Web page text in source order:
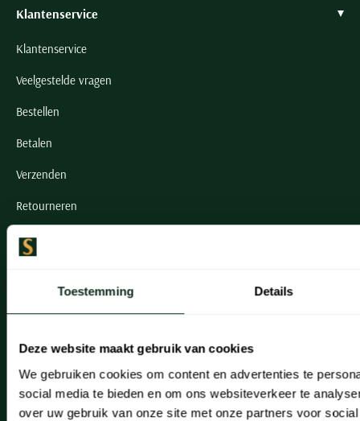
Toestemming Details
Deze website maakt gebruik van cookies
We gebruiken cookies om content en advertenties te
social media te bieden en om ons websiteverkeer te
over uw gebruik van onze site met onze partners voor
Klantenservice
Klantenservice
Veelgestelde vragen
Bestellen
Betalen
Verzenden
Retourneren
Klachtenafhandeling
Artikelonderhoud
Onze winkels
Onze winkels
Heemstede